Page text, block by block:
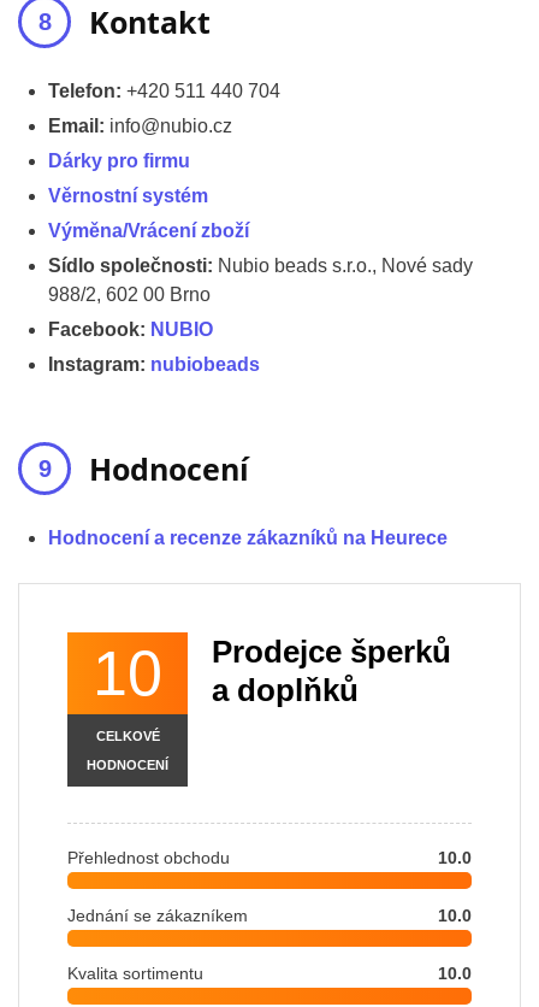
Kontakt
Telefon: +420 511 440 704
Email: info@nubio.cz
Dárky pro firmu
Věrnostní systém
Výměna/Vrácení zboží
Sídlo společnosti: Nubio beads s.r.o., Nové sady
988/2, 602 00 Brno
Facebook: NUBIO
Instagram: nubiobeads
Hodnocení
Hodnocení a recenze zákazníků na Heurece
10
CELKOVÉ
HODNOCENÍ
Prodejce šperků
a doplňků
Přehlednost obchodu 10.0
Jednání se zákazníkem 10.0
Kvalita sortimentu 10.0